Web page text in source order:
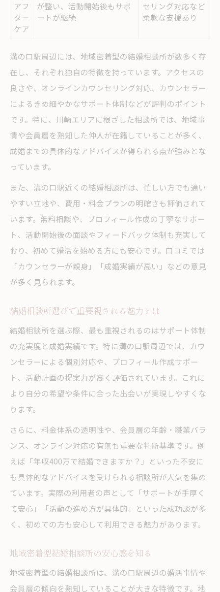
結婚相談所で受けられる主なサポート例
サポート充実が婚活成功に与える影響
オンライン対応結婚相談所が注目される理由
オンライン対応結婚相談所の利点比較
結婚相談所のオンラインサービス活用術
忙しい人におすすめの婚活スタイル
自宅で始める結婚相談所活用の魅力
溝の口駅エリアで後悔しない相談所比較法
結婚相談所比較ポイント早見表
後悔しないための結婚相談所選び方
溝の口駅周辺の相談所比較のコツ
結婚相談所の違いを徹底比較する方法
比較で見抜く安心できる結婚相談所
アフ
ター
ケア
が整い、活動開始後もサポ
ートが継続
セリング対応など
柔軟な支援あり
溝の口駅周辺には、地域密着型の結婚相談所が数多く存
在し、それぞれ独自の特徴を持っています。アクセスの
良さや、オンラインカウンセリング対応、カウンセラー
によるきめ細やかなサポート体制などが評判のポイント
です。特に、川崎エリアに根ざした相談所では、地域事
情や会員層を熟知した仲人が在籍していることが多く、
成婚までの具体的なアドバイスが得られる点が強みとな
っています。
また、溝の口駅近くの結婚相談所は、忙しい方でも通い
やすい立地や、費用・料金プランの明確さも評価されて
います。無料相談や、プロフィール作成の丁寧なサポー
ト、活動開始後の面談やフィードバック体制も充実して
おり、初めて婚活を始める方にも安心です。口コミでは
「カウンセラーが親身」「成婚実績が高い」などの意見
が多く見られます。
結婚相談所選びで重要視される魅力とは
結婚相談所を選ぶ際、最も重視されるのはサポート体制
の充実度と成婚実績です。特に溝の口駅周辺では、カウ
ンセラーによる個別対応や、プロフィール作成サポー
ト、活動計画の提案力が高く評価されています。これに
より自分の希望や条件に合った出会いが実現しやすくな
ります。
さらに、料金体系の透明性や、会員層の年齢・職業バラ
ンス、オンライン対応の有無も重要な判断基準です。例
えば「年収400万で結婚できますか？」といった不安に
も具体的なアドバイスを受けられる相談所が人気を集め
ています。実際の利用者の声として「サポートが手厚く
て安心」「活動の進め方が具体的」といった成功談が多
く、初めての方も安心して利用できる魅力があります。
地域密着型結婚相談所の安心感を知る
地域密着型の結婚相談所は、溝の口駅周辺の婚活事情や
会員層の傾向を熟知していることが大きな特徴です。地